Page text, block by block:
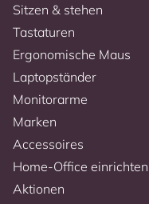
Sitzen & stehen
Tastaturen
Ergonomische Maus
Laptopständer
Monitorarme
Marken
Accessoires
Home-Office einrichten
Aktionen